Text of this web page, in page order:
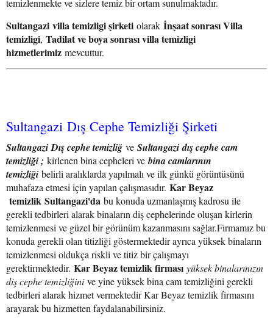
temizlenmekte ve sizlere temiz bir ortam sunulmaktadır.
Sultangazi villa temizligi şirketi olarak İnşaat sonrası Villa
temizligi, Tadilat ve boya sonrası villa temizligi
hizmetlerimiz mevcuttur.
Sultangazi Dış Cephe Temizliği Şirketi
Sultangazi Dış cephe temizliğ ve Sultangazidış cephe cam
temizliği ; kirlenen bina cepheleri vebina camlarının
temizliği belirli aralıklarda yapılmalı ve ilk günkü görüntüsünü
muhafaza etmesi için yapılan çalışmasıdır. Kar Beyaz
temizlik Sultangazi'da bu konuda uzmanlaşmış kadrosu ile
gerekli tedbirleri alarak binaların diş cephelerinde oluşan kirlerin
temizlenmesi ve güzel bir görünüm kazanmasını sağlar.Firmamız bu
konuda gerekli olan titizliği göstermektedir ayrıca yüksek binaların
temizlenmesi oldukça riskli ve titiz bir çalışmayı
gerektirmektedir. Kar Beyaz temizlik firması yüksek binalarınızın
diş cephe temizliğinive yine yüksek bina cam temizliğini gerekli
tedbirleri alarak hizmet vermektedir Kar Beyaz temizlik firmasını
arayarak bu hizmetten faydalanabilirsiniz.